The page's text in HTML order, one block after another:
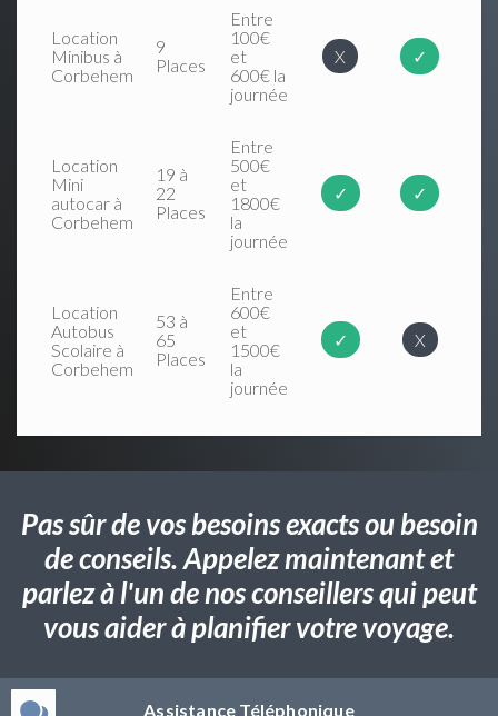
Location
Minibus à
Corbehem
9
Places
Entre
100€
et
600€ la
journée
X ✓
Location
Mini
autocar à
Corbehem
19 à
22
Places
Entre
500€
et
1800€
la
journée
✓ ✓
Location
Autobus
Scolaire à
Corbehem
53 à
65
Places
Entre
600€
et
1500€
la
journée
✓ X
Pas sûr de vos besoins exacts ou besoin
de conseils. Appelez maintenant et
parlez à l'un de nos conseillers qui peut
vous aider à planifier votre voyage.
Assistance Téléphonique